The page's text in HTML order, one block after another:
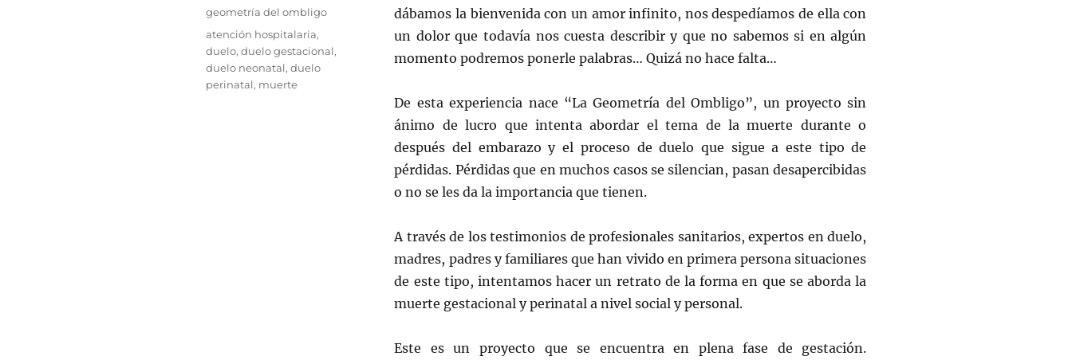
dábamos la bienvenida con un amor infinito, nos despedíamos de ella con
un dolor que todavía nos cuesta describir y que no sabemos si en algún
momento podremos ponerle palabras… Quizá no hace falta…
De esta experiencia nace “La Geometría del Ombligo”, un proyecto sin
ánimo de lucro que intenta abordar el tema de la muerte durante o
después del embarazo y el proceso de duelo que sigue a este tipo de
pérdidas. Pérdidas que en muchos casos se silencian, pasan desapercibidas
o no se les da la importancia que tienen.
A través de los testimonios de profesionales sanitarios, expertos en duelo,
madres, padres y familiares que han vivido en primera persona situaciones
de este tipo, intentamos hacer un retrato de la forma en que se aborda la
muerte gestacional y perinatal a nivel social y personal.
Este es un proyecto que se encuentra en plena fase de gestación.
Categorías
geometría del ombligo
Etiquetas
atención hospitalaria,
duelo, duelo gestacional,
duelo neonatal, duelo
perinatal, muerte